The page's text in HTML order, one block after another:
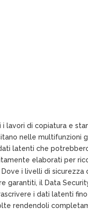
i lavori di copiatura e
nelle multifunzioni
latenti che
elaborati per
Dove i livelli di sicurezza
garantiti, il Data
i dati latenti
rendendoli